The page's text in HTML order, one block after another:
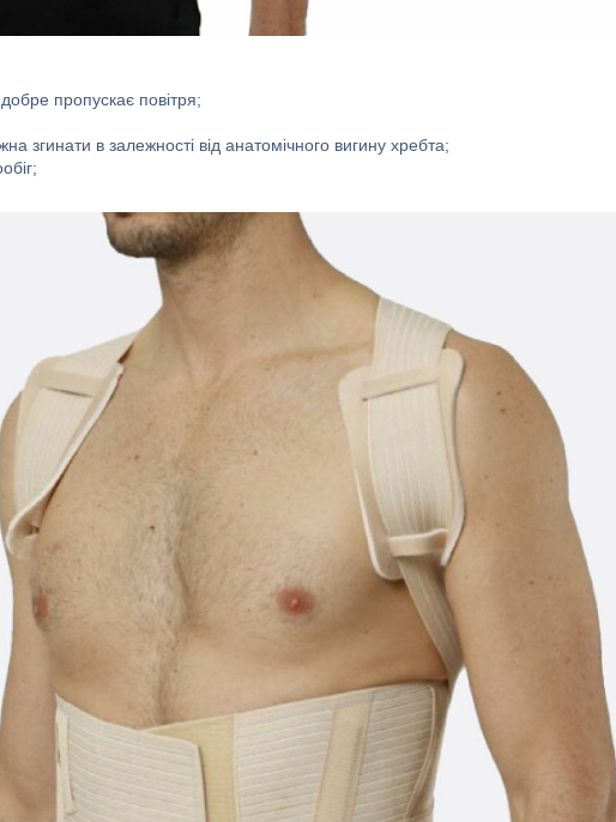
пропускає повітря;
згинати в залежності від анатомічного вигину хребта;